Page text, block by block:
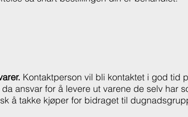
Kontaktperson vil bli kontaktet i god tid
ansvar for å levere ut varene de selv har
å takke kjøper for bidraget til